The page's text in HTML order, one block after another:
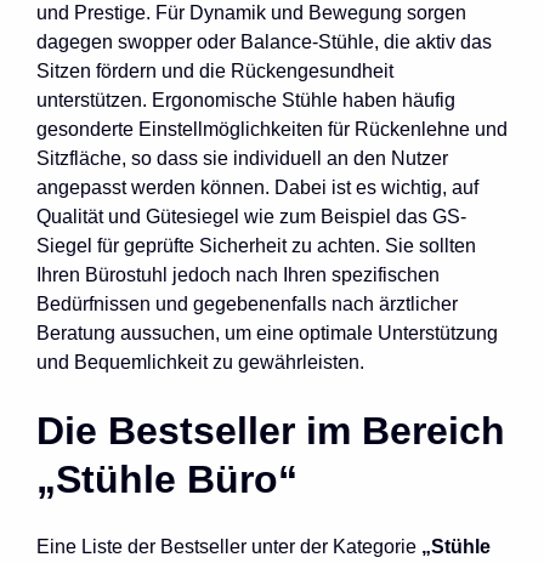
und Prestige. Für Dynamik und Bewegung sorgen
dagegen swopper oder Balance-Stühle, die aktiv das
Sitzen fördern und die Rückengesundheit
unterstützen. Ergonomische Stühle haben häufig
gesonderte Einstellmöglichkeiten für Rückenlehne und
Sitzfläche, so dass sie individuell an den Nutzer
angepasst werden können. Dabei ist es wichtig, auf
Qualität und Gütesiegel wie zum Beispiel das GS-
Siegel für geprüfte Sicherheit zu achten. Sie sollten
Ihren Bürostuhl jedoch nach Ihren spezifischen
Bedürfnissen und gegebenenfalls nach ärztlicher
Beratung aussuchen, um eine optimale Unterstützung
und Bequemlichkeit zu gewährleisten.
Die Bestseller im Bereich
„Stühle Büro“
Eine Liste der Bestseller unter der Kategorie „Stühle